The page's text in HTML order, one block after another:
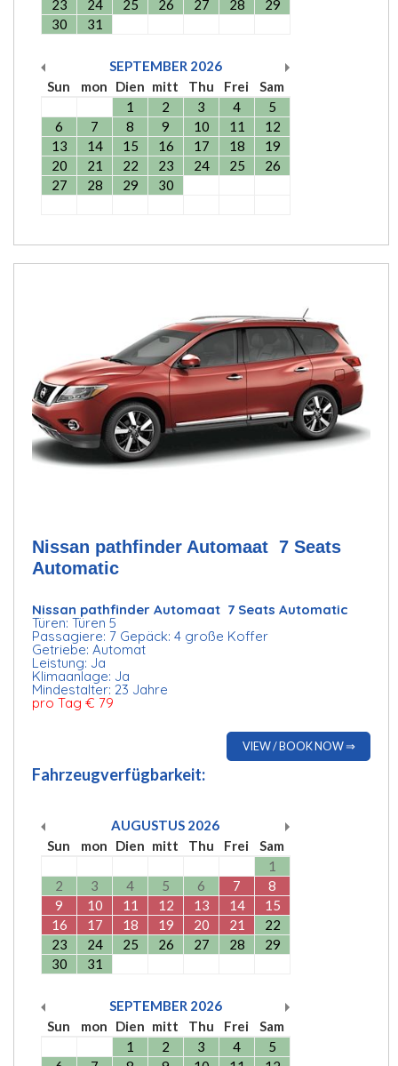
23
24 25 26 27 28
29
30
31
SEPTEMBER 2026
Sun
mon Dien mitt Thu Frei
Sam
1
2 3 4
5
6
7 8 9 10 11
12
13
14 15 16 17 18
19
20
21 22 23 24 25
26
27
28 29 30
Nissan pathfinder Automaat 7 Seats
Automatic
Nissan pathfinder Automaat 7 Seats Automatic
Türen: Türen 5
Passagiere: 7 Gepäck: 4 große Koffer
Getriebe: Automat
Leistung: Ja
Klimaanlage: Ja
Mindestalter: 23 Jahre
pro Tag € 79
VIEW / BOOK NOW ⇒
Fahrzeugverfügbarkeit:
AUGUSTUS 2026
Sun
mon Dien mitt Thu Frei
Sam
1
2
3 4 5 6 7
8
9
10 11 12 13 14
15
16
17 18 19 20 21
22
23
24 25 26 27 28
29
30
31
SEPTEMBER 2026
Sun
mon Dien mitt Thu Frei
Sam
1
2 3 4
5